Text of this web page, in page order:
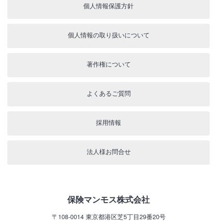
個人情報保護方針
個人情報の取り扱いについて
著作権について
よくあるご質問
採用情報
法人様お問合せ
保険マンモス株式会社
〒108-0014東京都港区芝5丁目29番20号